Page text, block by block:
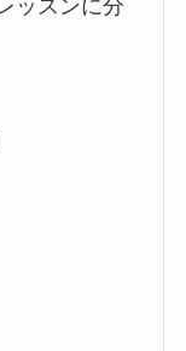
ッスンに分